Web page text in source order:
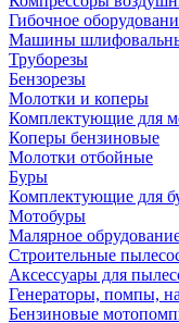
Гибочное
Машины
Труборезы
Бензорезы
Молотки и коперы
Комплектующие для
Коперы бензиновые
Молотки отбойные
Буры
Комплектующие для
Мотобуры
Малярное
Строительные
Аксессуары для
Генераторы, помпы,
Бензиновые